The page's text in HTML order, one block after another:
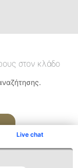
Live chat
στον κλάδο